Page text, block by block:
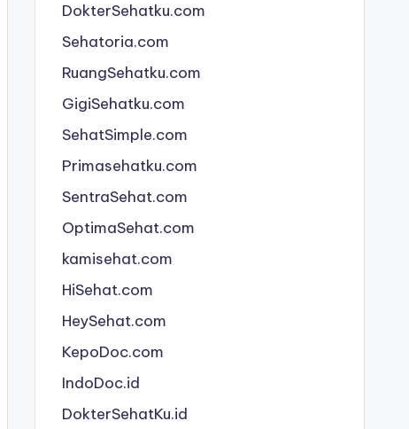
DokterSehatku.com
Sehatoria.com
RuangSehatku.com
GigiSehatku.com
SehatSimple.com
Primasehatku.com
SentraSehat.com
OptimaSehat.com
kamisehat.com
HiSehat.com
HeySehat.com
KepoDoc.com
IndoDoc.id
DokterSehatKu.id